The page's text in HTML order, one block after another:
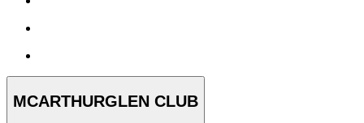
MCARTHURGLEN CLUB